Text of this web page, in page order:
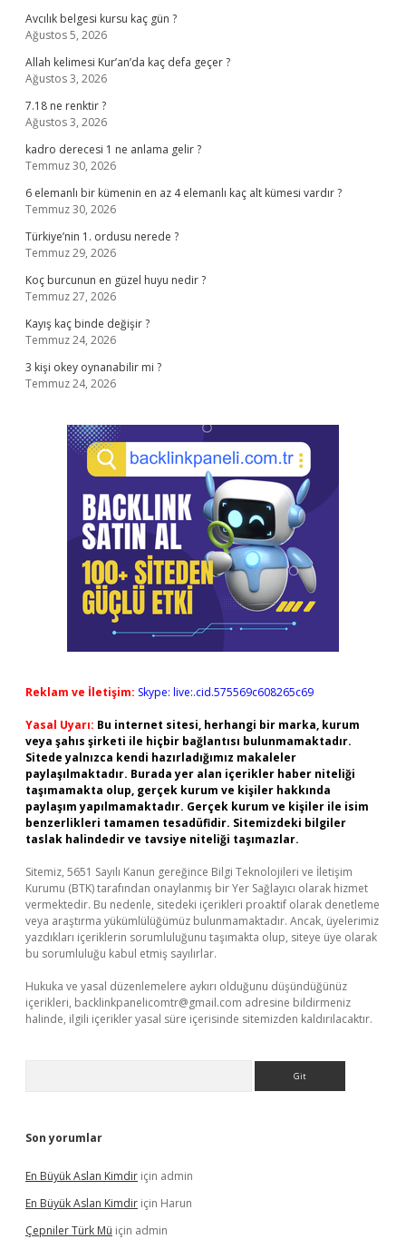
Avcılık belgesi kursu kaç gün ?
Ağustos 5, 2026
Allah kelimesi Kur’an’da kaç defa geçer ?
Ağustos 3, 2026
7.18 ne renktir ?
Ağustos 3, 2026
kadro derecesi 1 ne anlama gelir ?
Temmuz 30, 2026
6 elemanlı bir kümenin en az 4 elemanlı kaç alt kümesi vardır ?
Temmuz 30, 2026
Türkiye’nin 1. ordusu nerede ?
Temmuz 29, 2026
Koç burcunun en güzel huyu nedir ?
Temmuz 27, 2026
Kayış kaç binde değişir ?
Temmuz 24, 2026
3 kişi okey oynanabilir mi ?
Temmuz 24, 2026
Reklam ve İletişim: Skype: live:.cid.575569c608265c69
Yasal Uyarı: Bu internet sitesi, herhangi bir marka, kurum
veya şahıs şirketi ile hiçbir bağlantısı bulunmamaktadır.
Sitede yalnızca kendi hazırladığımız makaleler
paylaşılmaktadır. Burada yer alan içerikler haber niteliği
taşımamakta olup, gerçek kurum ve kişiler hakkında
paylaşım yapılmamaktadır. Gerçek kurum ve kişiler ile isim
benzerlikleri tamamen tesadüfidir. Sitemizdeki bilgiler
taslak halindedir ve tavsiye niteliği taşımazlar.
Sitemiz, 5651 Sayılı Kanun gereğince Bilgi Teknolojileri ve İletişim
Kurumu (BTK) tarafından onaylanmış bir Yer Sağlayıcı olarak hizmet
vermektedir. Bu nedenle, sitedeki içerikleri proaktif olarak denetleme
veya araştırma yükümlülüğümüz bulunmamaktadır. Ancak, üyelerimiz
yazdıkları içeriklerin sorumluluğunu taşımakta olup, siteye üye olarak
bu sorumluluğu kabul etmiş sayılırlar.
Hukuka ve yasal düzenlemelere aykırı olduğunu düşündüğünüz
içerikleri, backlinkpanelicomtr@gmail.com adresine bildirmeniz
halinde, ilgili içerikler yasal süre içerisinde sitemizden kaldırılacaktır.
Son yorumlar
En Büyük Aslan Kimdir için admin
En Büyük Aslan Kimdir için Harun
Çepniler Türk Mü için admin